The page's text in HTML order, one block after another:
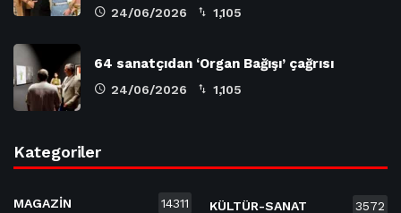
24/06/2026 1,105
64 sanatçıdan ‘Organ Bağışı’ çağrısı
24/06/2026 1,105
Kategoriler
MAGAZİN 14311 KÜLTÜR-SANAT 3572